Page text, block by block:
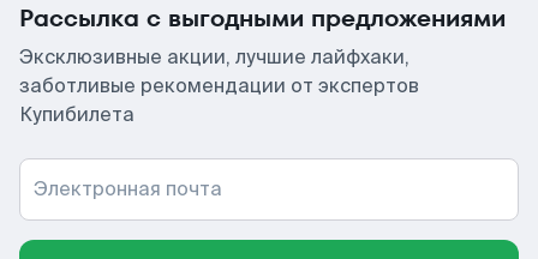
Рассылка с выгодными предложениями
Эксклюзивные акции, лучшие лайфхаки,
заботливые рекомендации от экспертов
Купибилета
Электронная почта